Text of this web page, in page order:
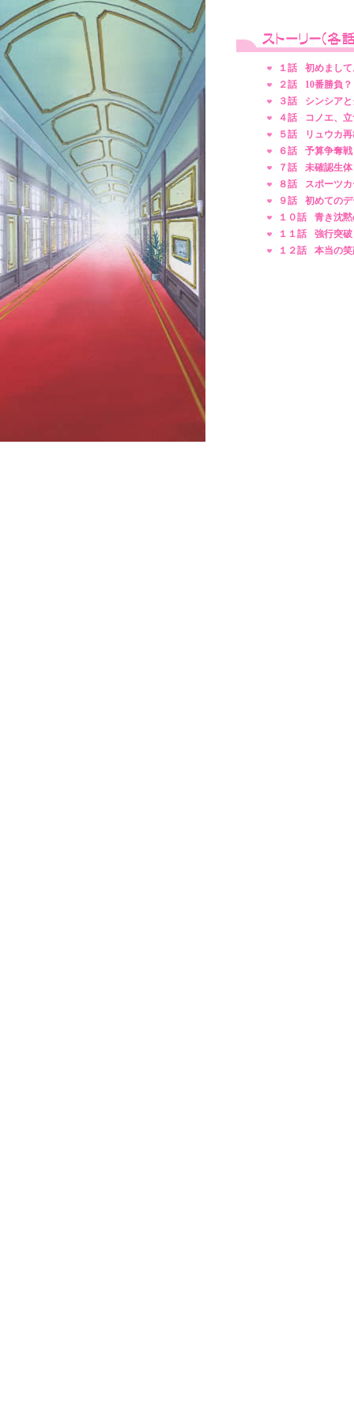
１話
初めまし
２話
10番勝負？
３話
シンシア
４話
コノエ、
５話
リュウカ
６話
予算争奪戦
７話
未確認生体
８話
スポーツ
９話
初めての
１０話
青き沈
１１話
強行突破
１２話
本当の